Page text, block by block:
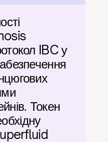
IBC у
Токен